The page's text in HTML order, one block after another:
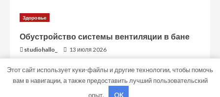
Здоровье
Обустройство системы вентиляции в бане
studiohallo_ 13 июля 2026
Copyright © Все права защищены.|MoreNewsот AF
Этот сайт использует куки-файлы и другие технологии, чтобы помочь
вам в навигации, а также предоставить лучший пользовательский
опыт.
OK